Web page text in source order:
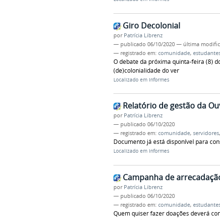
Giro Decolonial
por Patrícia Librenz
— publicado 06/10/2020 — última
— registrado em: comunidade,
O debate da próxima quinta-feira (8)
(de)colonialidade do ver
Localizado em Informes
Relatório de gestão da
por Patrícia Librenz
— publicado 06/10/2020
— registrado em: comunidade, servidores
Documento já está disponível para
Localizado em Informes
Campanha de
por Patrícia Librenz
— publicado 06/10/2020
— registrado em: comunidade,
Quem quiser fazer doações deverá